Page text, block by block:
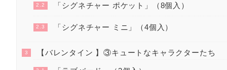
2.2 「シグネチャー ポケット」（8個入）
2.3 「シグネチャー ミニ」（4個入）
3 【バレンタイン 】③キュートなキャラクターたち